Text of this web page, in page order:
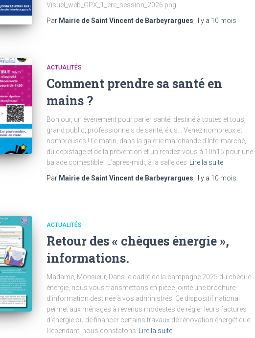
Visuel_web_GPX_1_ere_session_2026.png
Par Mairie de Saint Vincent de Barbeyrargues , il y a 10 mois
ACTUALITÉS
Comment prendre sa santé en
mains ?
Bonjour, un événement pour parler santé, destiné à toutes et tous,
grand public, professionnels de santé, élus… Venez nombreux et
nombreuses ! Le matin, dans la galerie marchande d’Intermarché,
du dépistage et de la prévention et un rendez-vous à 10h15 pour une
balade comestible ! L’après-midi, à la salle des
Lire la suite
Par Mairie de Saint Vincent de Barbeyrargues , il y a 10 mois
ACTUALITÉS
Retour des « chèques énergie »,
informations.
Madame, Monsieur, Dans le cadre de la campagne 2025 du chèque
énergie, nous vous transmettons en pièce jointe une brochure
d’information destinée à vos administrés. Ce dispositif national
permet aux ménages à revenus modestes de régler leurs factures
d’énergie ou de financer certains travaux de rénovation énergétique.
Cependant, nous constatons
Lire la suite